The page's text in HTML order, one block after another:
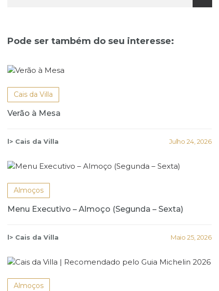
novembro)
Pode ser também do seu interesse:
Cais da Villa
Verão à Mesa
l> Cais da Villa Julho 24, 2026
Almoços
Menu Executivo – Almoço (Segunda – Sexta)
l> Cais da Villa Maio 25, 2026
Almoços